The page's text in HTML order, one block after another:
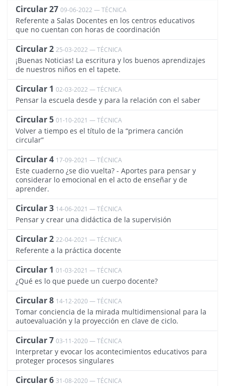
Circular 27 09-06-2022 — TÉCNICA
Referente a Salas Docentes en los centros educativos
que no cuentan con horas de coordinación
Circular 2 25-03-2022 — TÉCNICA
¡Buenas Noticias! La escritura y los buenos aprendizajes
de nuestros niños en el tapete.
Circular 1 02-03-2022 — TÉCNICA
Pensar la escuela desde y para la relación con el saber
Circular 5 01-10-2021 — TÉCNICA
Volver a tiempo es el título de la “primera canción
circular”
Circular 4 17-09-2021 — TÉCNICA
Este cuaderno ¿se dio vuelta? - Aportes para pensar y
considerar lo emocional en el acto de enseñar y de
aprender.
Circular 3 14-06-2021 — TÉCNICA
Pensar y crear una didáctica de la supervisión
Circular 2 22-04-2021 — TÉCNICA
Referente a la práctica docente
Circular 1 01-03-2021 — TÉCNICA
¿Qué es lo que puede un cuerpo docente?
Circular 8 14-12-2020 — TÉCNICA
Tomar conciencia de la mirada multidimensional para la
autoevaluación y la proyección en clave de ciclo.
Circular 7 03-11-2020 — TÉCNICA
Interpretar y evocar los acontecimientos educativos para
proteger procesos singulares
Circular 6 31-08-2020 — TÉCNICA